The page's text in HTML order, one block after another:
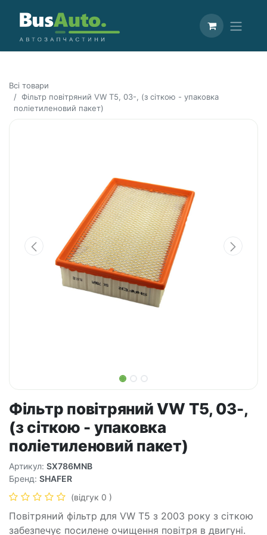
Всі товари
Фільтр повітряний VW T5, 03-, (з сіткою - упаковка
поліетиленовий пакет)
Фільтр повітряний VW T5, 03-,
(з сіткою - упаковка
поліетиленовий пакет)
Артикул: SX786MNB
Бренд: SHAFER
(відгук 0 )
Повітряний фільтр для VW T5 з 2003 року з сіткою
забезпечує посилене очищення повітря в двигуні.